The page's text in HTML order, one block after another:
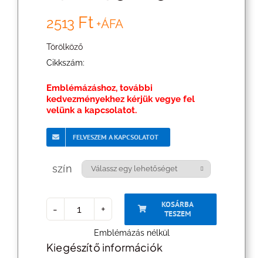
2513 Ft +ÁFA
Törölköző
Cikkszám:
Emblémázáshoz, további
kedvezményekhez kérjük vegye fel
velünk a kapcsolatot.
FELVESZEM A KAPCSOLATOT
szín 
Újrahasznosított
pamut
KOSÁRBA
TESZEM
Emblémázás nélkül
Kiegészítő információk